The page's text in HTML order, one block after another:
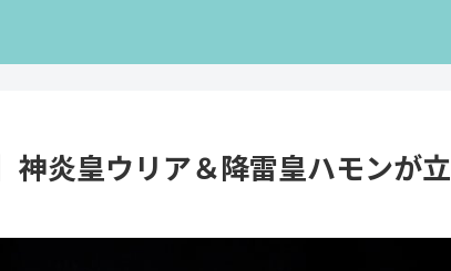
神炎皇ウリア＆降雷皇ハモンが立